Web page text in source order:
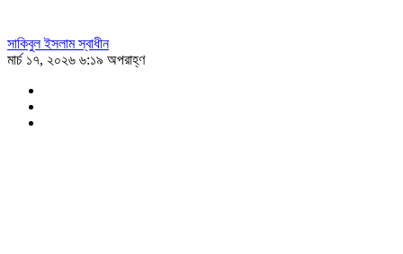
সাকিবুল ইসলাম স্বাধীন
মার্চ ১৭, ২০২৬ ৬:১৯ অপরাহ্ণ